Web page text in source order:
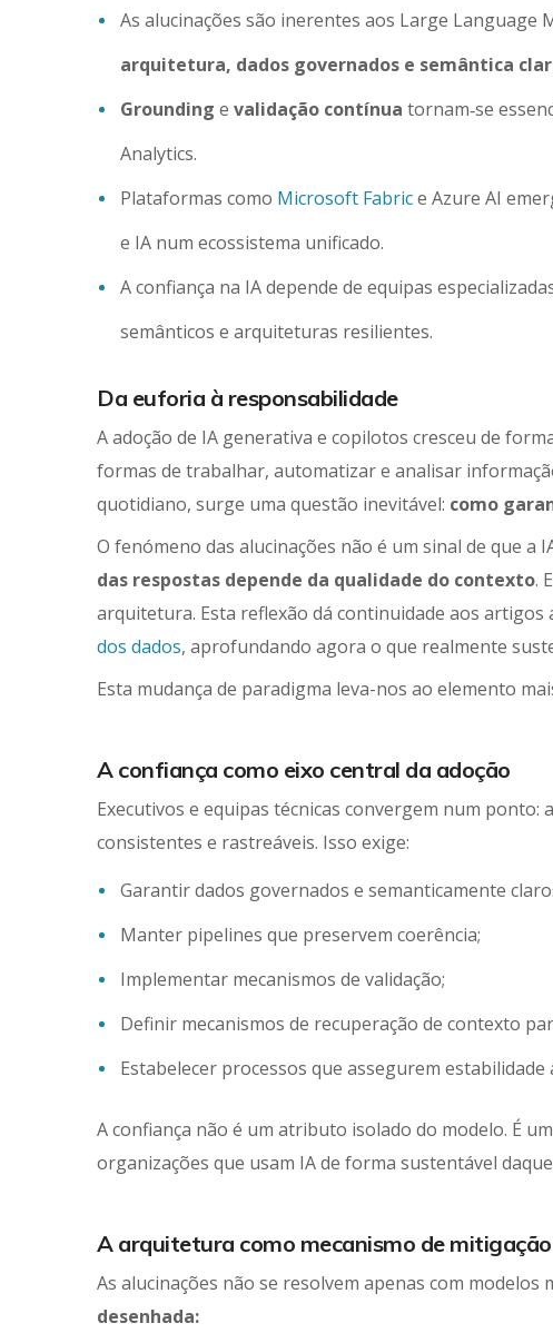
As alucinações são inerentes aos Large Language
arquitetura, dados governados e semântica
Grounding e validação contínua tornam‑se
Analytics.
Plataformas como Microsoft Fabrice Azure AI
e IA num ecossistema unificado.
A confiança na IA depende de equipas
semânticos e arquiteturas resilientes.
Da euforia à responsabilidade
A adoção de IA generativa e copilotos cresceu de
formas de trabalhar, automatizar e analisar
quotidiano, surge uma questão inevitável: como
O fenómeno das alucinações não é um sinal de que a
das respostas depende da qualidade do contexto.
arquitetura. Esta reflexão dá continuidade aos
dos dados, aprofundando agora o que realmente
Esta mudança de paradigma leva-nos ao elemento
A confiança como eixo central da adoção
Executivos e equipas técnicas convergem num ponto:
consistentes e rastreáveis. Isso exige:
Garantir dados governados e semanticamente
Manter pipelines que preservem coerência;
Implementar mecanismos de validação;
Definir mecanismos de recuperação de contexto
Estabelecer processos que assegurem
A confiança não é um atributo isolado do modelo. É
organizações que usam IA de forma sustentável
A arquitetura como mecanismo de
As alucinações não se resolvem apenas com modelos
desenhada: